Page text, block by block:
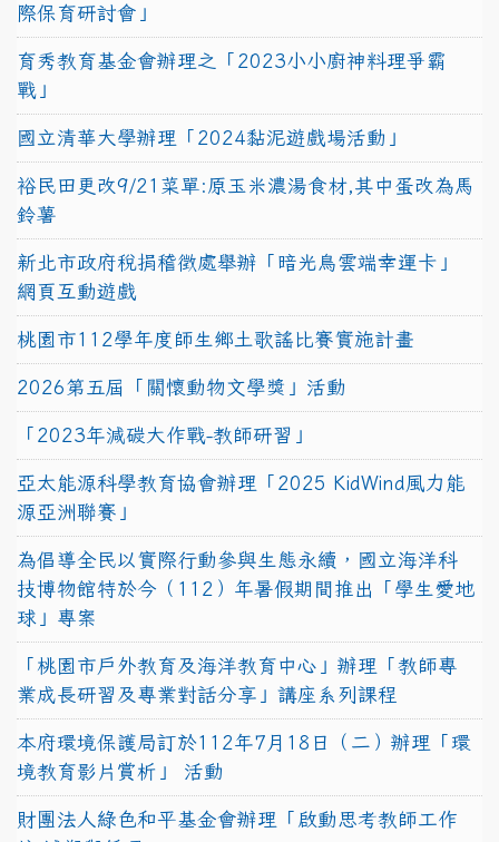
際保育研討會」
育秀教育基金會辦理之「2023小小廚神料理爭霸
戰」
國立清華大學辦理「2024黏泥遊戲場活動」
裕民田更改9/21菜單:原玉米濃湯食材,其中蛋改為馬
鈴薯
新北市政府稅捐稽徵處舉辦「暗光鳥雲端幸運卡」
網頁互動遊戲
桃園市112學年度師生鄉土歌謠比賽實施計畫
2026第五屆「關懷動物文學獎」活動
「2023年減碳大作戰-教師研習」
亞太能源科學教育協會辦理「2025 KidWind風力能
源亞洲聯賽」
為倡導全民以實際行動參與生態永續，國立海洋科
技博物館特於今（112）年暑假期間推出「學生愛地
球」專案
「桃園市戶外教育及海洋教育中心」辦理「教師專
業成長研習及專業對話分享」講座系列課程
本府環境保護局訂於112年7月18日（二）辦理「環
境教育影片賞析」 活動
財團法人綠色和平基金會辦理「啟動思考教師工作